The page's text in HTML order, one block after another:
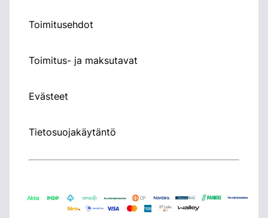
Toimitusehdot
Toimitus- ja maksutavat
Evästeet
Tietosuojakäytäntö